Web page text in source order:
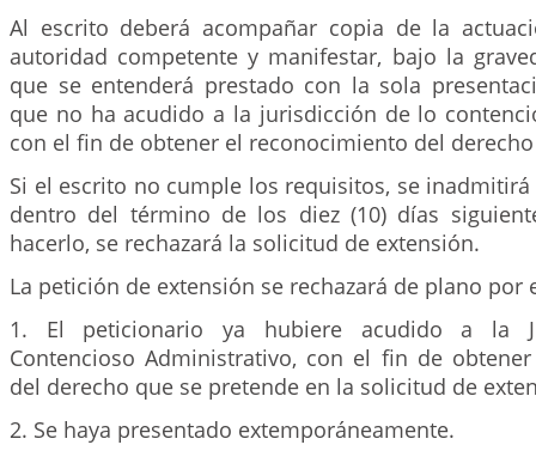
Al escrito deberá acompañar copia de la
autoridad competente y manifestar, bajo la
que se entenderá prestado con la sola
que no ha acudido a la jurisdicción de lo
con el fin de obtener el reconocimiento del
Si el escrito no cumple los requisitos, se
dentro del término de los diez (10) días
hacerlo, se rechazará la solicitud de extensión.
La petición de extensión se rechazará de plano por
1. El peticionario ya hubiere acudido a la
Contencioso Administrativo, con el fin de
del derecho que se pretende en la solicitud de
2. Se haya presentado extemporáneamente.